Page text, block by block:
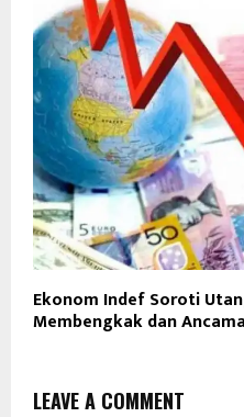
Ekonom Indef Soroti
Membengkak dan
LEAVE A COMMENT